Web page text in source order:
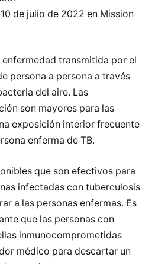
de julio de 2022 en Mission
enfermedad transmitida por el
persona a persona a través
del aire. Las
son mayores para las
exposición interior frecuente
enferma de TB.
que son efectivos para
infectadas con tuberculosis
a las personas enfermas. Es
que las personas con
inmunocomprometidas
médico para descartar un